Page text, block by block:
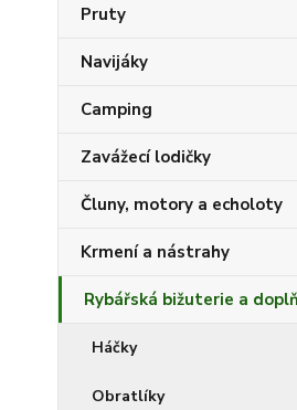
Pruty
Navijáky
Camping
Zavážecí lodičky
Čluny, motory a echoloty
Krmení a nástrahy
Rybářská bižuterie a
Háčky
Obratlíky